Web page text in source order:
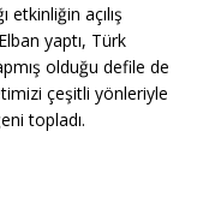
etkinliğin açılış
yaptı, Türk
olduğu defile de
çeşitli yönleriyle
topladı.